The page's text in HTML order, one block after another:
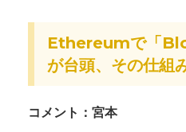
Ethereumで「
が台頭、その仕組
コメント：宮本